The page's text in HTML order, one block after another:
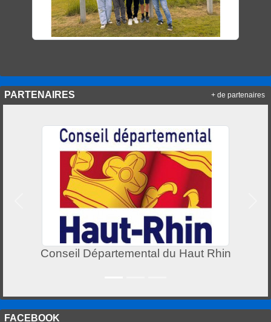
PARTENAIRES
du Haut Rhin Centre Leclerc
Précedent
+ de partenaires
FACEBOOK